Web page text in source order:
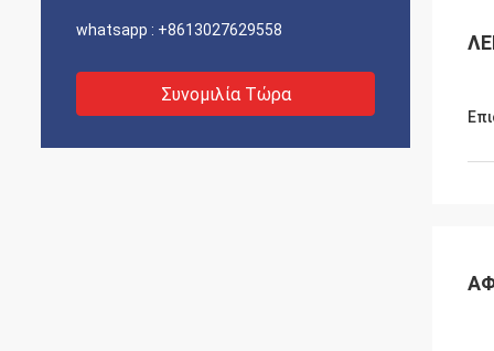
whatsapp : +8613027629558
Συνομιλία Τώρα